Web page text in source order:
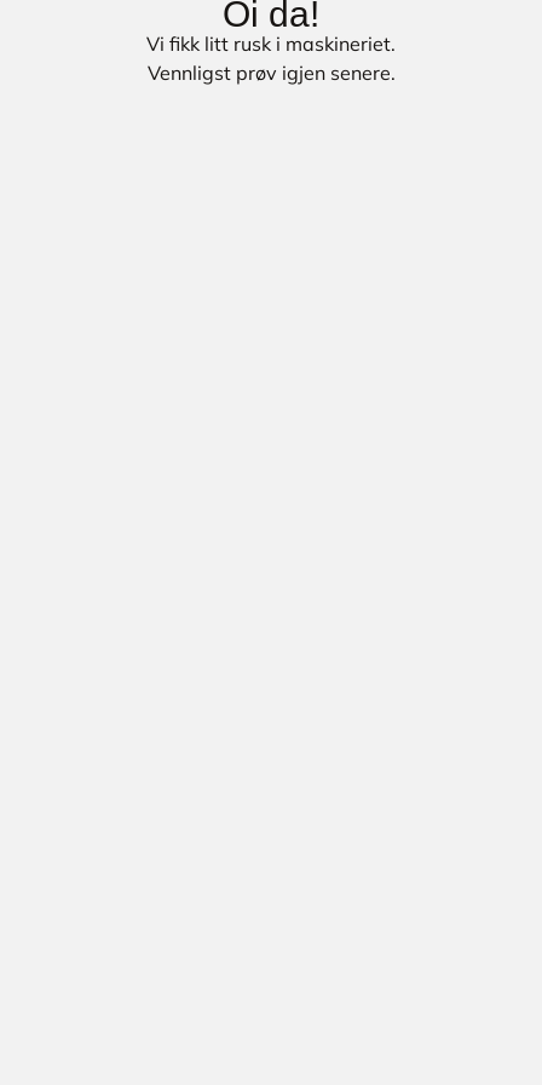
Oi da!
Vi fikk litt rusk i maskineriet.
Vennligst prøv igjen senere.